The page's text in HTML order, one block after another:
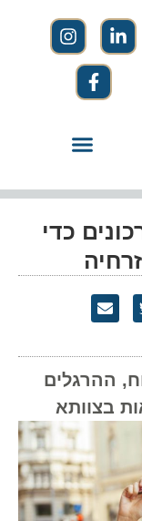
כדי
ההרגלים
בצוותא